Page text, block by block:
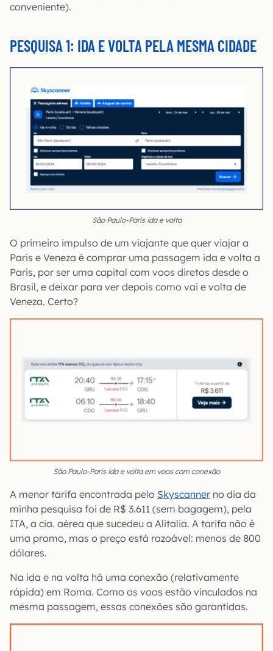
conveniente).
PESQUISA 1: IDA E VOLTA PELA MESMA CIDADE
São Paulo-Paris ida e volta
O primeiro impulso de um viajante que quer viajar a
Paris e Veneza é comprar uma passagem ida e volta a
Paris, por ser uma capital com voos diretos desde o
Brasil, e deixar para ver depois como vai e volta de
Veneza. Certo?
São Paulo-Paris ida e volta em voos com conexão
A menor tarifa encontrada pelo Skyscanner no dia da
minha pesquisa foi de R$ 3.611 (sem bagagem), pela
ITA, a cia. aérea que sucedeu a Alitalia. A tarifa não é
uma promo, mas o preço está razoável: menos de 800
dólares.
Na ida e na volta há uma conexão (relativamente
rápida) em Roma. Como os voos estão vinculados na
mesma passagem, essas conexões são garantidas.